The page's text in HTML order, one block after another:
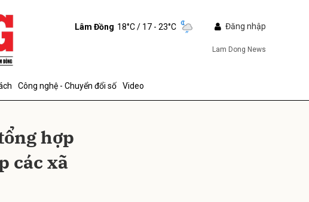
Lâm Đồng 18°C/ 17 - 23°C Đăng nhập
Lam Dong News
Công nghệ - Chuyển đổi số Video
hợp
các xã